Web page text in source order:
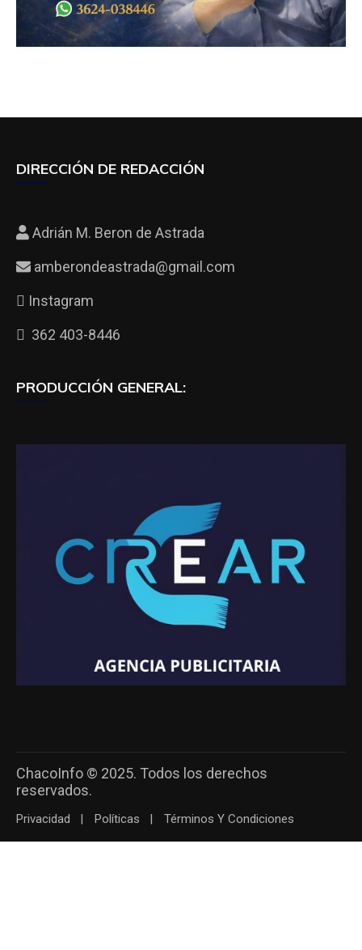
DIRECCIÓN DE REDACCIÓN
Adrián M. Beron de Astrada
amberondeastrada@gmail.com
Instagram
362 403-8446
PRODUCCIÓN GENERAL:
ChacoInfo © 2025. Todos los derechos
reservados.
Privacidad Políticas Términos Y Condiciones